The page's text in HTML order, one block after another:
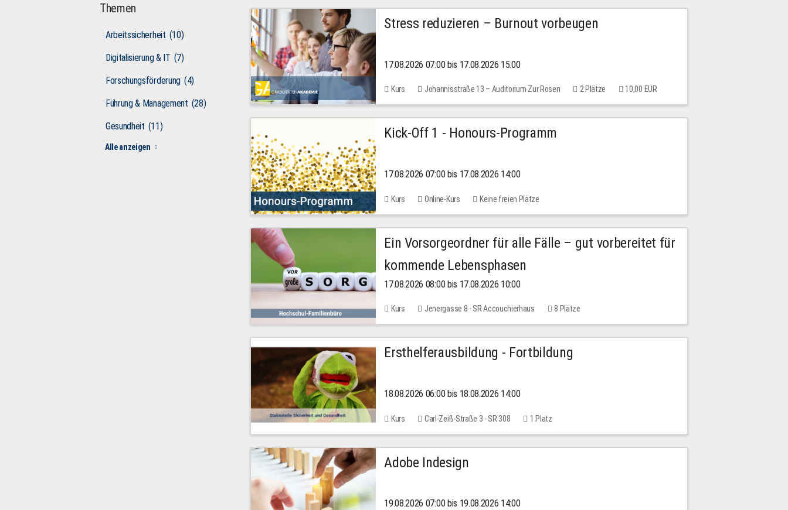
Themen
Arbeitssicherheit (10)
Digitalisierung & IT (7)
Forschungsförderung (4)
Führung & Management (28)
Gesundheit (11)
Alle anzeigen
Stress reduzieren – Burnout vorbeugen
17.08.2026 07:00 bis 17.08.2026 15:00
Kurs Johannisstraße 13 – Auditorium Zur Rosen 2 Plätze 10,00 EUR
Kick-Off 1 - Honours-Programm
17.08.2026 07:00 bis 17.08.2026 14:00
Kurs Online-Kurs Keine freien Plätze
Ein Vorsorgeordner für alle Fälle – gut vorbereitet für
kommende Lebensphasen
17.08.2026 08:00 bis 17.08.2026 10:00
Kurs Jenergasse 8 - SR Accouchierhaus 8 Plätze
Ersthelferausbildung - Fortbildung
18.08.2026 06:00 bis 18.08.2026 14:00
Kurs Carl-Zeiß-Straße 3 - SR 308 1 Platz
Adobe Indesign
19.08.2026 07:00 bis 19.08.2026 14:00